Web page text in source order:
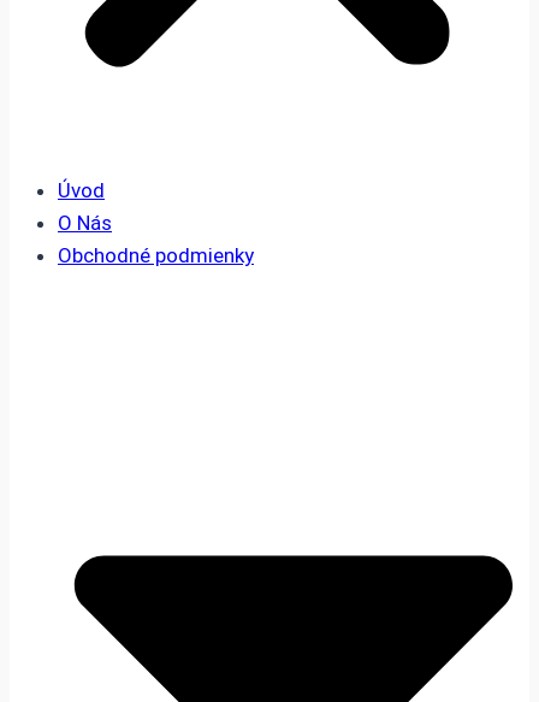
Úvod
O Nás
Obchodné podmienky